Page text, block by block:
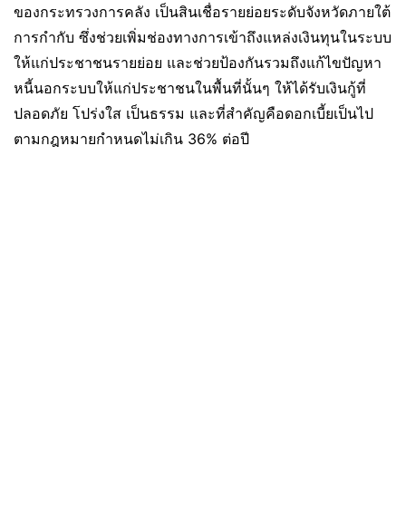
ของกระทรวงการคลัง เป็นสินเชื่อรายย่อยระดับจังหวัดภายใต้
การกำกับ ซึ่งช่วยเพิ่มช่องทางการเข้าถึงแหล่งเงินทุนในระบบ
ให้แก่ประชาชนรายย่อย และช่วยป้องกันรวมถึงแก้ไขปัญหา
หนี้นอกระบบให้แก่ประชาชนในพื้นที่นั้นๆ ให้ได้รับเงินกู้ที่
ปลอดภัย โปร่งใส เป็นธรรม และที่สำคัญคือดอกเบี้ยเป็นไป
ตามกฎหมายกำหนดไม่เกิน 36% ต่อปี